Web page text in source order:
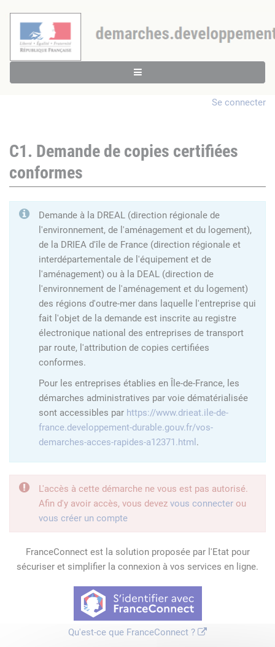
Se connecter
C1. Demande de copies certifiées
conformes
Demande à la DREAL (direction régionale de
l'environnement, de l'aménagement et du logement),
de la DRIEA d'île de France (direction régionale et
interdépartementale de l'équipement et de
l'aménagement) ou à la DEAL (direction de
l'environnement de l'aménagement et du logement)
des régions d'outre-mer dans laquelle l'entreprise qui
fait l'objet de la demande est inscrite au registre
électronique national des entreprises de transport
par route, l'attribution de copies certifiées
conformes.
Pour les entreprises établies en Île-de-France, les
démarches administratives par voie dématérialisée
sont accessibles par https://www.drieat.ile-de-
france.developpement-durable.gouv.fr/vos-
demarches-acces-rapides-a12371.html .
L'accès à cette démarche ne vous est pas autorisé.
Afin d'y avoir accès, vous devez vous connecter ou
vous créer un compte
FranceConnect est la solution proposée par l'Etat pour
sécuriser et simplifier la connexion à vos services en ligne.
Qu'est-ce que FranceConnect ?